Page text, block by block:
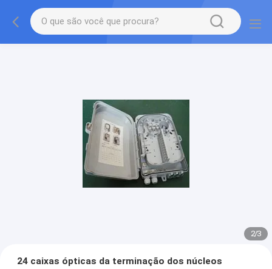
2/3
24 caixas ópticas da terminação dos núcleos